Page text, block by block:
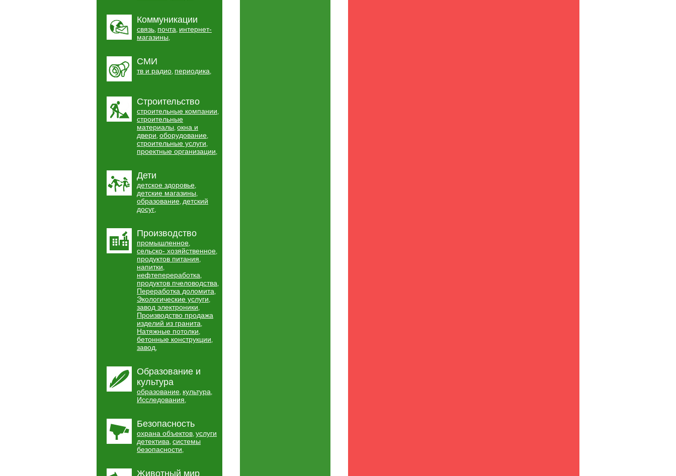
Коммуникации
связь, почта, интернет-
магазины,
СМИ
тв и радио, периодика,
Строительство
строительные компании,
строительные
материалы, окна и
двери, оборудование,
строительные услуги,
проектные организации,
Дети
детское здоровье,
детские магазины,
образование, детский
досуг,
Производство
промышленное,
сельско- хозяйственное,
продуктов питания,
напитки,
нефтепереработка,
продуктов пчеловодства,
Переработка доломита,
Экологические услуги,
завод электроники,
Производство продажа
изделий из гранита,
Натяжные потолки,
бетонные конструкции,
завод,
Образование и
культура
образование, культура,
Исследования,
Безопасность
охрана объектов, услуги
детектива, системы
безопасности,
Животный мир